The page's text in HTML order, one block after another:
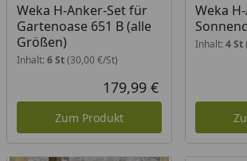
Weka H-Anker-Set für
Gartenoase 651 B (alle
Größen)
Inhalt: 6 St(30,00 €/St)
Aktueller Preis
179,99 €
Zum Produkt
Weka
Inhalt: 4 St